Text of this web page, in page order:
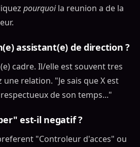
pourquoila reunion a de la
assistant(e) de direction ?
cadre. Il/elle est souvent tres
relation. "Je sais que X est
de son temps..."
est-il negatif ?
"Controleur d'acces" ou